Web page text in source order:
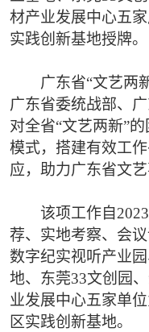
材产业发展中心五
实践创新基地授牌。
广东省“文艺两新
广东省委统战部、
对全省“文艺两新”
模式，搭建有效工
应，助力广东省文艺
该项工作自2023
荐、实地考察、会
数字纪实视听产业
地、东莞33文创园
业发展中心五家单
区实践创新基地。